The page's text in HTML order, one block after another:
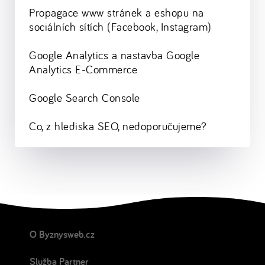
Propagace www stránek a eshopu na
sociálních sítích (Facebook, Instagram)
Google Analytics a nastavba Google
Analytics E-Commerce
Google Search Console
Co, z hlediska SEO, nedoporučujeme?
O Byznysweb.cz
Služba Partner